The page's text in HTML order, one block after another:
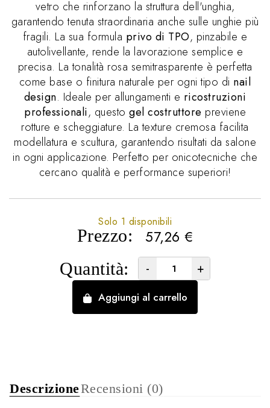
vetro che rinforzano la struttura dell'unghia,
garantendo tenuta straordinaria anche sulle unghie più
fragili. La sua formula privo di TPO, pinzabile e
autolivellante, rende la lavorazione semplice e
precisa. La tonalità rosa semitrasparente è perfetta
come base o finitura naturale per ogni tipo di nail
design. Ideale per allungamenti e ricostruzioni
professionali, questo gel costruttore previene
rotture e scheggiature. La texture cremosa facilita
modellatura e scultura, garantendo risultati da salone
in ogni applicazione. Perfetto per onicotecniche che
cercano qualità e performance superiori!
Prezzo: 57,26 €
Solo 1 disponibili
Quantità: - +
Aggiungi al carrello
DescrizioneRecensioni (0)